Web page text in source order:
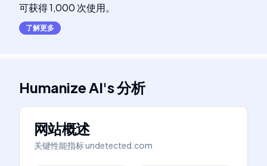
可获得 1,000 次使用。
了解更多
Humanize AI's分析
网站概述
关键性能指标undetected.com